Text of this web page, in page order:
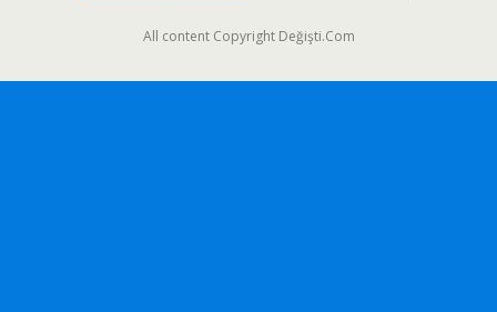
All content Copyright Değişti.Com